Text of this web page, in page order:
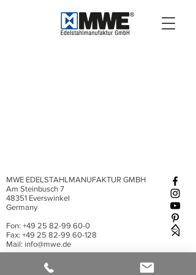
MWE EDELSTAHLMANUFAKTUR GMBH
Am Steinbusch 7
48351 Everswinkel
Germany
Fon: +49 25 82-99 60-0
Fax: +49 25 82-99 60-128
Mail: info@mwe.de